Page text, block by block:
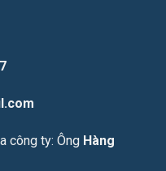
công ty: Ông Hàng